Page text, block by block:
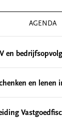
AGENDA
en
en lenen